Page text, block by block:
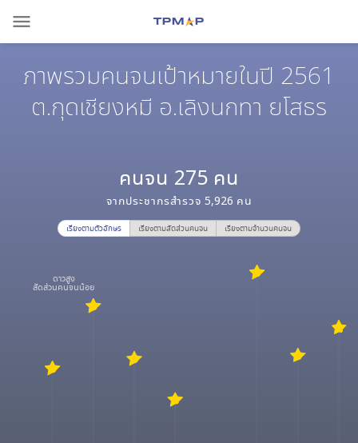
menu
ภาพรวมคนจนเป้าหมายในปี 2561
ต.กุดเชียงหมี อ.เลิงนกทา ยโสธร
คนจน 275 คน
จากประชากรสำรวจ 5,926 คน
เรียงตามตัวอักษร เรียงตามสัดส่วนคนจน เรียงตามจำนวนคนจน
ดาวสูง
สัดส่วนคนจนน้อย